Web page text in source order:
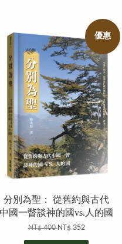
優惠
分別為聖： 從舊約與古代
中國一瞥談神的國vs.人的國
NT$ 400NT$ 352